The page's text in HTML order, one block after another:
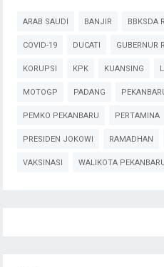
ARAB SAUDI BANJIR BBKSDA
COVID-19 DUCATI GUBERNUR
KORUPSI KPK KUANSING
MOTOGP PADANG
PEMKO PEKANBARU PERTAMINA
PRESIDEN JOKOWI RAMADHAN
VAKSINASI WALIKOTA